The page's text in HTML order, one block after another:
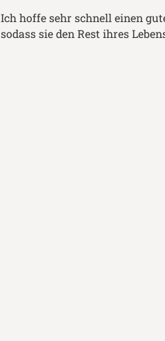
Ich hoffe sehr schnell einen
sodass sie den Rest ihres